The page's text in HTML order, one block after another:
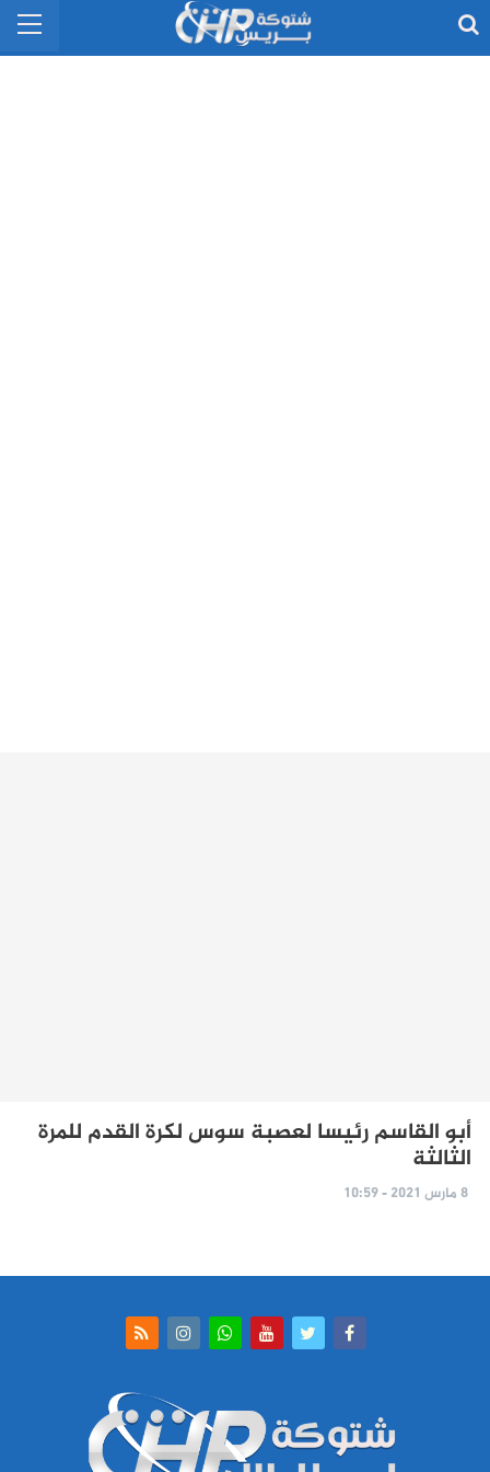
أبو القاسم رئيسا لعصبة سوس لكرة القدم للمرة
الثالثة
8 مارس 2021 - 10:59